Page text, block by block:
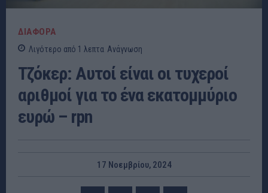
ΔΙΑΦΟΡΑ
Λιγότερο από 1 λεπτα Ανάγνωση
Τζόκερ: Αυτοί είναι οι τυχεροί
αριθμοί για το ένα εκατομμύριο
ευρώ – rpn
17 Νοεμβρίου, 2024